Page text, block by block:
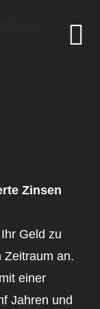
Zinsen
Geld zu
Zeitraum an.
einer
Jahren und